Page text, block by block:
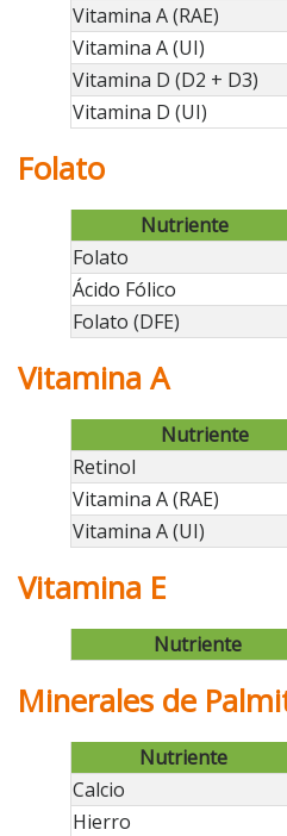
Vitamina A (RAE)
Vitamina A (UI)
Vitamina D (D2 + D3)
Vitamina D (UI)
Folato
Nutriente
Folato
Ácido Fólico
Folato (DFE)
Vitamina A
Nutriente
Retinol
Vitamina A (RAE)
Vitamina A (UI)
Vitamina E
Nutriente
Minerales de
Nutriente
Calcio
Hierro